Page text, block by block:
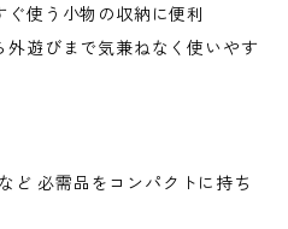
ぐ使う小物の収納に便利
外遊びまで気兼ねなく使いやす
ど 必需品をコンパクトに持ち